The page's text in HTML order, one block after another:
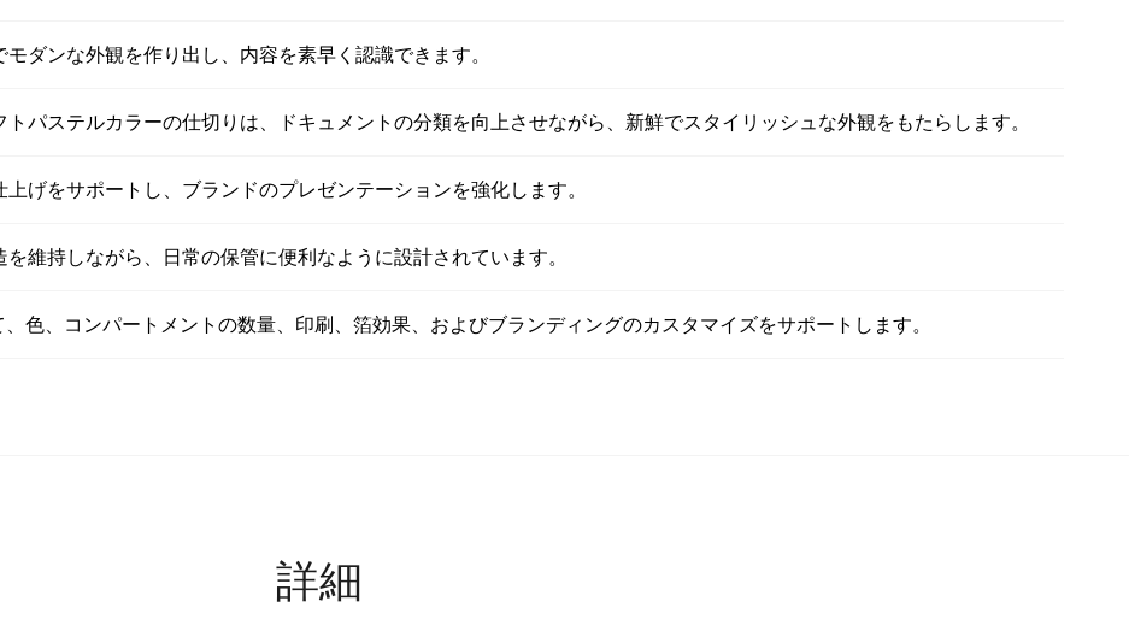
ダンな外観を作り出し、内容を素早く認識できます。
トパステルカラーの仕切りは、ドキュメントの分類を向上させながら、新鮮でスタイリッシュな外観をもたらします。
げをサポートし、ブランドのプレゼンテーションを強化します。
維持しながら、日常の保管に便利なように設計されています。
色、コンパートメントの数量、印刷、箔効果、およびブランディングのカスタマイズをサポートします。
詳細